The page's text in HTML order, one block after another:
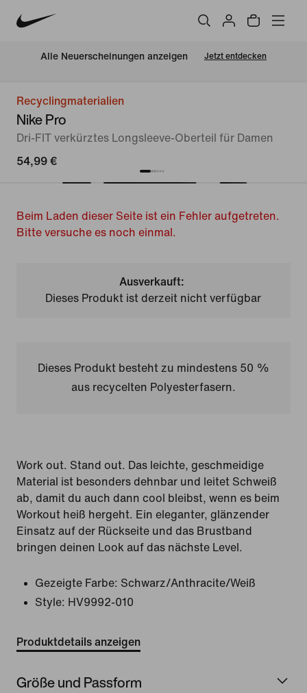
Alle Neuerscheinungen anzeigen Jetzt entdecken
Recyclingmaterialien
Nike Pro
Dri-FIT verkürztes Longsleeve-Oberteil für Damen
54,99 €
Beim Laden dieser Seite ist ein Fehler aufgetreten.
Bitte versuche es noch einmal.
Ausverkauft:
Dieses Produkt ist derzeit nicht verfügbar
Dieses Produkt besteht zu mindestens 50 %
aus recycelten Polyesterfasern.
Work out. Stand out. Das leichte, geschmeidige
Material ist besonders dehnbar und leitet Schweiß
ab, damit du auch dann cool bleibst, wenn es beim
Workout heiß hergeht. Ein eleganter, glänzender
Einsatz auf der Rückseite und das Brustband
bringen deinen Look auf das nächste Level.
Gezeigte Farbe: Schwarz/Anthracite/Weiß
Style: HV9992-010
Produktdetails anzeigen
Größe und Passform